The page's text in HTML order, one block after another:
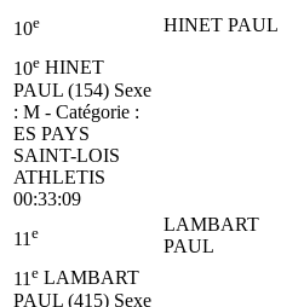
10e HINET PAUL
10e HINET
PAUL (154) Sexe
: M - Catégorie :
ES PAYS
SAINT-LOIS
ATHLETIS
00:33:09
11 e
LAMBART
PAUL
11 e LAMBART
PAUL (415) Sexe